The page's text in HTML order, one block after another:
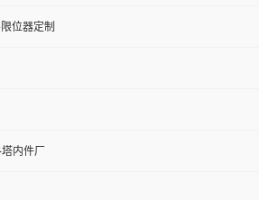
位器定制
内件厂